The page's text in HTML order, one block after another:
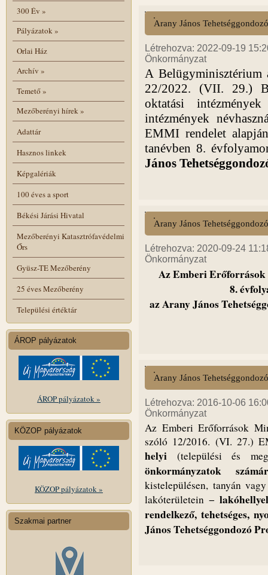
300 Év »
Pályázatok»
Orlai Ház
Archív »
Temető»
Mezőberényi hírek»
Adattár
Hasznos linkek
Képgalériák
100 éves a sport
Békési Járási Hivatal
Mezőberényi Katasztrófavédelmi
Őrs
Gyüsz-TE Mezőberény
25 éves Mezőberény
Települési értéktár
ÁROP pályázatok
ÁROP pályázatok »
KÖZOP pályázatok
KÖZOP pályázatok »
Szakmai partner
Arany János
Létrehozva: 2022-09-19
Önkormányzat
A Belügyminisztérium
22/2022. (VII. 29.)
oktatási
intézmények
EMMI rendelet
tanévben 8.
János
Arany János
Létrehozva: 2020-09-24
Önkormányzat
Az Emberi
8.
az Arany János
Arany János
Létrehozva: 2016-10-06
Önkormányzat
Az Emberi Erőforrások
szóló 12/2016. (VI. 27.)
helyi (települési és
önkormányzatok
kistelepülésen, tanyán
lakóterületein −
rendelkező, tehetséges,
JánosTehetséggondozó